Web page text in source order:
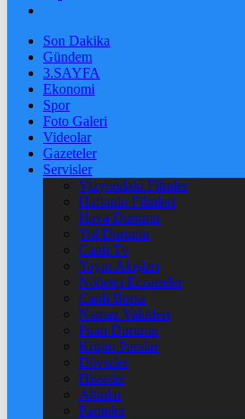
Son Dakika
Gündem
3.SAYFA
Ekonomi
Spor
Foto Galeri
Videolar
Gazeteler
Servisler
Vizyondaki Filmler
Haftanin Filmleri
Hava Durumu
Yol Durumu
Canlı Tv
Yayın Akışları
Nöbetçi Eczaneler
Canlı Borsa
Namaz Vakitleri
Puan Durumu
Kripto Paralar
Dövizler
Hisseler
Altınlar
Pariteler